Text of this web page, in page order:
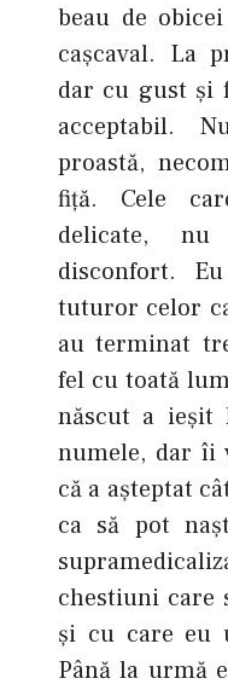
beau de
caşcaval. La
dar cu gust şi
acceptabil.
proastă,
fiţă. Cele
delicate,
disconfort.
tuturor celor
au terminat
fel cu toată
născut a ieşit
numele, dar îi
că a aşteptat
ca să pot
chestiuni care
şi cu care eu
Până la urmă